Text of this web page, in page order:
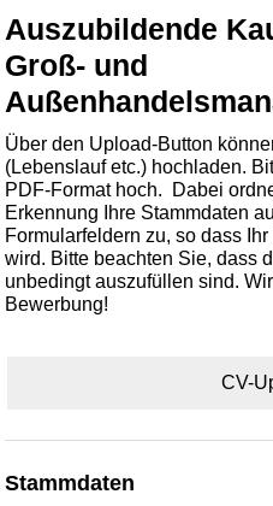
Auszubildende
Groß- und
Über den Upload-Button
(Lebenslauf etc.) hochladen.
PDF-Format hoch. Dabei
Erkennung Ihre Stammdaten
Formularfeldern zu, so dass
wird. Bitte beachten Sie, dass
unbedingt auszufüllen sind.
Bewerbung!
CV-
Stammdaten